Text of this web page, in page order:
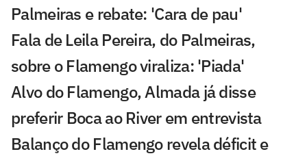
Palmeiras e rebate: 'Cara de pau'
Fala de Leila Pereira, do Palmeiras,
sobre o Flamengo viraliza: 'Piada'
Alvo do Flamengo, Almada já disse
preferir Boca ao River em entrevista
Balanço do Flamengo revela déficit e